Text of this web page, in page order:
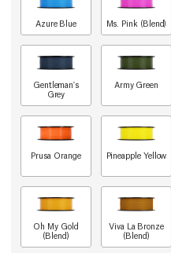
Azure Blue Ms. Pink (Blend)
Gentleman's
Grey
Army Green
Prusa Orange Pineapple Yellow
Oh My Gold
(Blend)
Viva La Bronze
(Blend)